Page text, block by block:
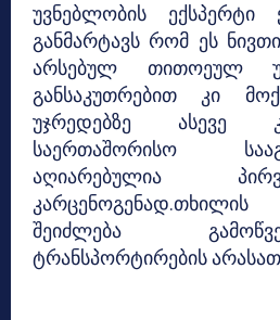
უვნებლობის ექსპერტი
განმარტავს რომ ეს
არსებულ თითოეულ
განსაკუთრებით კი
უჯრედებზე ასევე
საერთაშორისო
აღიარებულია
შეიძლება
ტრანსპორტირების